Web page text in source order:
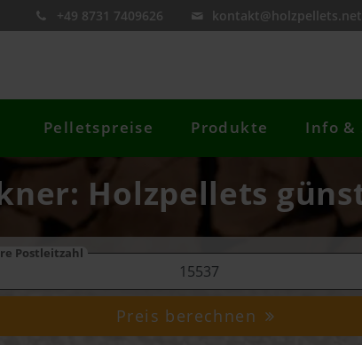
+49 8731 7409626 kontakt@holzpellets.net
Pelletspreise Produkte Info &
Holzpellets
Postleitzahl
Preis berechnen